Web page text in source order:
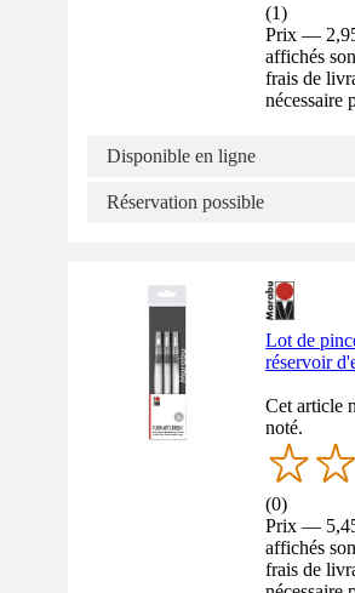
(1)
Prix —
affichés
frais de
nécessaire
Disponible en ligne
Réservation possible
Lot de
réservoir
Cet article
noté.
(0)
Prix —
affichés
frais de